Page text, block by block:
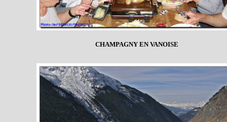
CHAMPAGNY EN VANOISE